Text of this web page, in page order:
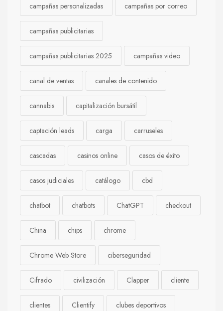
campañas personalizadas campañas por correo
campañas publicitarias
campañas publicitarias 2025 campañas video
canal de ventas canales de contenido
cannabis capitalización bursátil
captación leads carga carruseles
cascadas casinos online casos de éxito
casos judiciales catálogo cbd
chatbot chatbots ChatGPT checkout
China chips chrome
Chrome Web Store ciberseguridad
Cifrado civilización Clapper cliente
clientes Clientify clubes deportivos